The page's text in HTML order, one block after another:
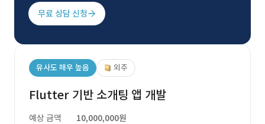
무료 상담 신청
유사도 매우 높음 외주
Flutter 기반 소개팅 앱 개발
예상 금액
10,000,000원